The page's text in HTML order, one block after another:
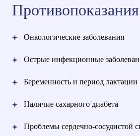
Онкологические заболевания
Острые инфекционные
Беременность и период лактации
Наличие сахарного диабета
Проблемы сердечно-сосудистой